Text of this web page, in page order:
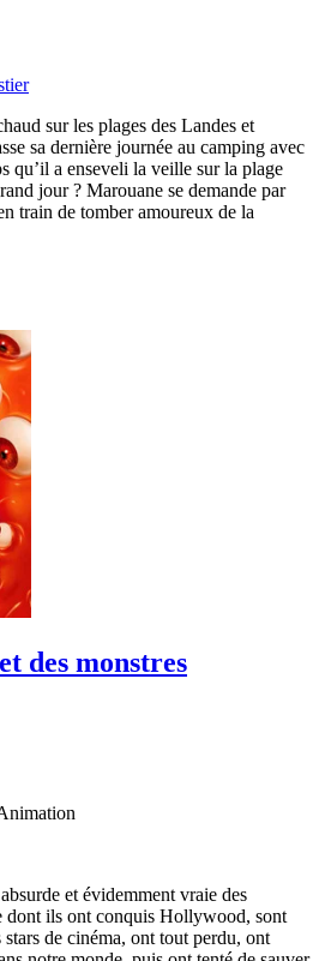
sur les plages des Landes et
sa dernière journée au camping avec
qu’il a enseveli la veille sur la plage
jour ? Marouane se demande par
train de tomber amoureux de la
des monstres
et évidemment vraie des
dont ils ont conquis Hollywood, sont
de cinéma, ont tout perdu, ont